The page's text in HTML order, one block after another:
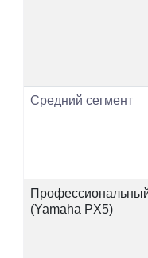
Средний сегмент
(Yamaha PX5)